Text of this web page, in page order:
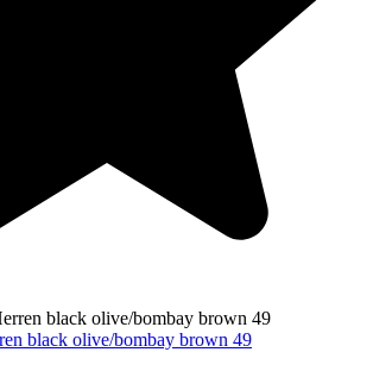
black olive/bombay brown 49